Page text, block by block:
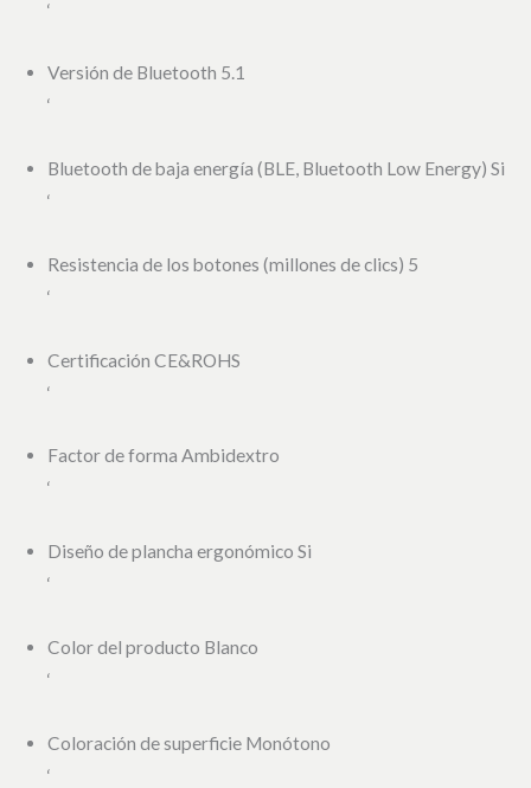
‘
Versión de Bluetooth 5.1
‘
Bluetooth de baja energía (BLE, Bluetooth Low Energy) Si
‘
Resistencia de los botones (millones de clics) 5
‘
Certificación CE&ROHS
‘
Factor de forma Ambidextro
‘
Diseño de plancha ergonómico Si
‘
Color del producto Blanco
‘
Coloración de superficie Monótono
‘